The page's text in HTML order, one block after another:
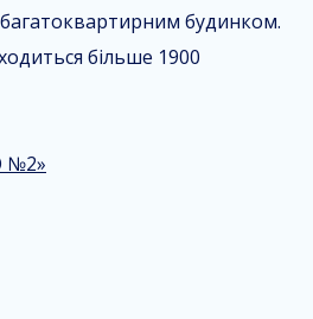
багатоквартирним будинком.
більше 1900
№2»